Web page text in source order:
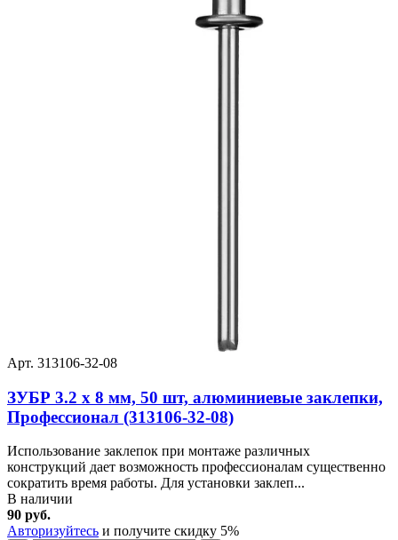
Арт. 313106-32-08
ЗУБР 3.2 x 8 мм, 50 шт, алюминиевые заклепки,
Профессионал (313106-32-08)
Использование заклепок при монтаже различных
конструкций дает возможность профессионалам существенно
сократить время работы. Для установки заклеп...
В наличии
90 руб.
Авторизуйтесь и получите скидку 5%